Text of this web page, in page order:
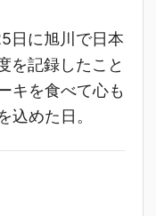
日に旭川で日本
を記録したこと
キを食べて心も
込めた日。